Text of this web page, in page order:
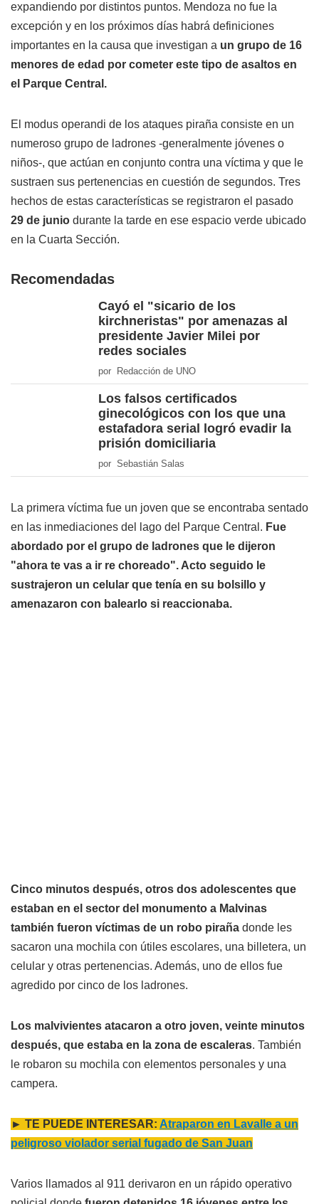
expandiendo por distintos puntos. Mendoza no fue la
excepción y en los próximos días habrá definiciones
importantes en la causa que investigan a un grupo de 16
menores de edad por cometer este tipo de asaltos en
el Parque Central.
El modus operandi de los ataques piraña consiste en un
numeroso grupo de ladrones -generalmente jóvenes o
niños-, que actúan en conjunto contra una víctima y que le
sustraen sus pertenencias en cuestión de segundos. Tres
hechos de estas características se registraron el pasado
29 de junio durante la tarde en ese espacio verde ubicado
en la Cuarta Sección.
Recomendadas
Cayó el "sicario de los
kirchneristas" por amenazas al
presidente Javier Milei por
redes sociales
por Redacción de UNO
Los falsos certificados
ginecológicos con los que una
estafadora serial logró evadir la
prisión domiciliaria
por Sebastián Salas
La primera víctima fue un joven que se encontraba sentado
en las inmediaciones del lago del Parque Central. Fue
abordado por el grupo de ladrones que le dijeron
"ahora te vas a ir re choreado". Acto seguido le
sustrajeron un celular que tenía en su bolsillo y
amenazaron con balearlo si reaccionaba.
Cinco minutos después, otros dos adolescentes que
estaban en el sector del monumento a Malvinas
también fueron víctimas de un robo piraña donde les
sacaron una mochila con útiles escolares, una billetera, un
celular y otras pertenencias. Además, uno de ellos fue
agredido por cinco de los ladrones.
Los malvivientes atacaron a otro joven, veinte minutos
después, que estaba en la zona de escaleras. También
le robaron su mochila con elementos personales y una
campera.
► TE PUEDE INTERESAR: Atraparon en Lavalle a un
peligroso violador serial fugado de San Juan
Varios llamados al 911 derivaron en un rápido operativo